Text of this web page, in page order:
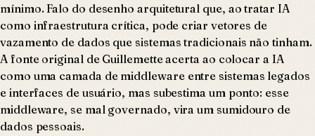
mínimo. Falo do desenho arquitetural que, ao tratar IA
como infraestrutura crítica, pode criar vetores de
vazamento de dados que sistemas tradicionais não tinham.
A fonte original de Guillemette acerta ao colocar a IA
como uma camada de middleware entre sistemas legados
e interfaces de usuário, mas subestima um ponto: esse
middleware, se mal governado, vira um sumidouro de
dados pessoais.